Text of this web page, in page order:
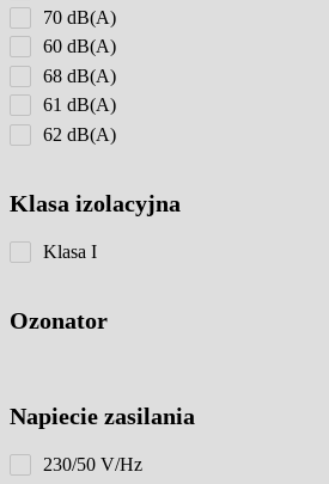
70 dB(A)
60 dB(A)
68 dB(A)
61 dB(A)
62 dB(A)
Klasa izolacyjna
Klasa I
Ozonator
Napiecie zasilania
230/50 V/Hz